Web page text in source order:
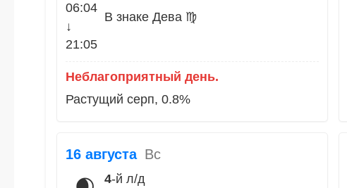
06:04
↓
21:05
В знаке Дева ♍
Неблагоприятный день.
Растущий серп, 0.8%
16 августа Вс
4-й л/д